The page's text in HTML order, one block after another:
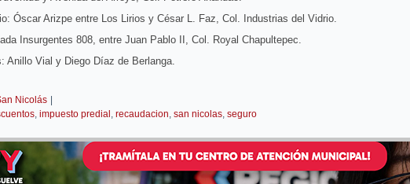
Óscar Arizpe entre Los Lirios y César L. Faz, Col. Industrias del Vidrio.
Insurgentes 808, entre Juan Pablo II, Col. Royal Chapultepec.
Anillo Vial y Diego Díaz de Berlanga.
Nicolás
, impuesto predial , recaudacion, san nicolas, seguro